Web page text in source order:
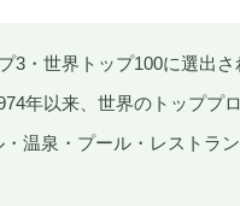
3・世界トップ100に選出さ
年以来、世界のトッププ
温泉・プール・レストラ